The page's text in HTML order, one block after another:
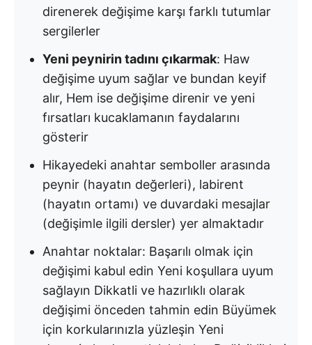
direnerek değişime karşı farklı tutumlar
sergilerler
Yeni peynirin tadını çıkarmak: Haw
değişime uyum sağlar ve bundan keyif
alır, Hem ise değişime direnir ve yeni
fırsatları kucaklamanın faydalarını
gösterir
Hikayedeki anahtar semboller arasında
peynir (hayatın değerleri), labirent
(hayatın ortamı) ve duvardaki mesajlar
(değişimle ilgili dersler) yer almaktadır
Anahtar noktalar: Başarılı olmak için
değişimi kabul edin Yeni koşullara uyum
sağlayın Dikkatli ve hazırlıklı olarak
değişimi önceden tahmin edin Büyümek
için korkularınızla yüzleşin Yeni